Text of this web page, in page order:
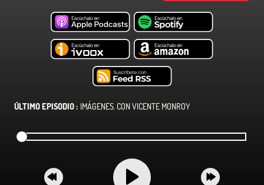
ÚLTIMO EPISODIO : IMÁGENES. CON VICENTE MONROY